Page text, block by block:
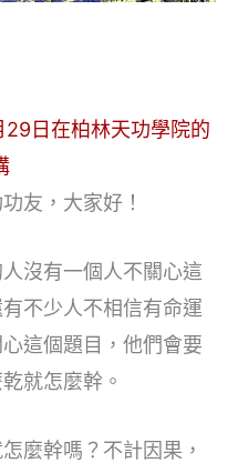
日在柏林天功學院的
友，大家好！
沒有一個人不關心這
不少人不相信有命運
這個題目，他們會要
就怎麼幹。
麼幹嗎？不計因果，